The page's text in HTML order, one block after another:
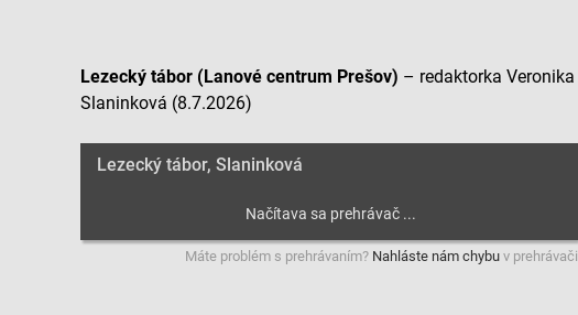
Lezecký tábor (Lanové centrum Prešov) – redaktorka Veronika
Slaninková (8.7.2026)
Lezecký tábor, Slaninková
Máte problém s prehrávaním? Nahláste nám chybu v